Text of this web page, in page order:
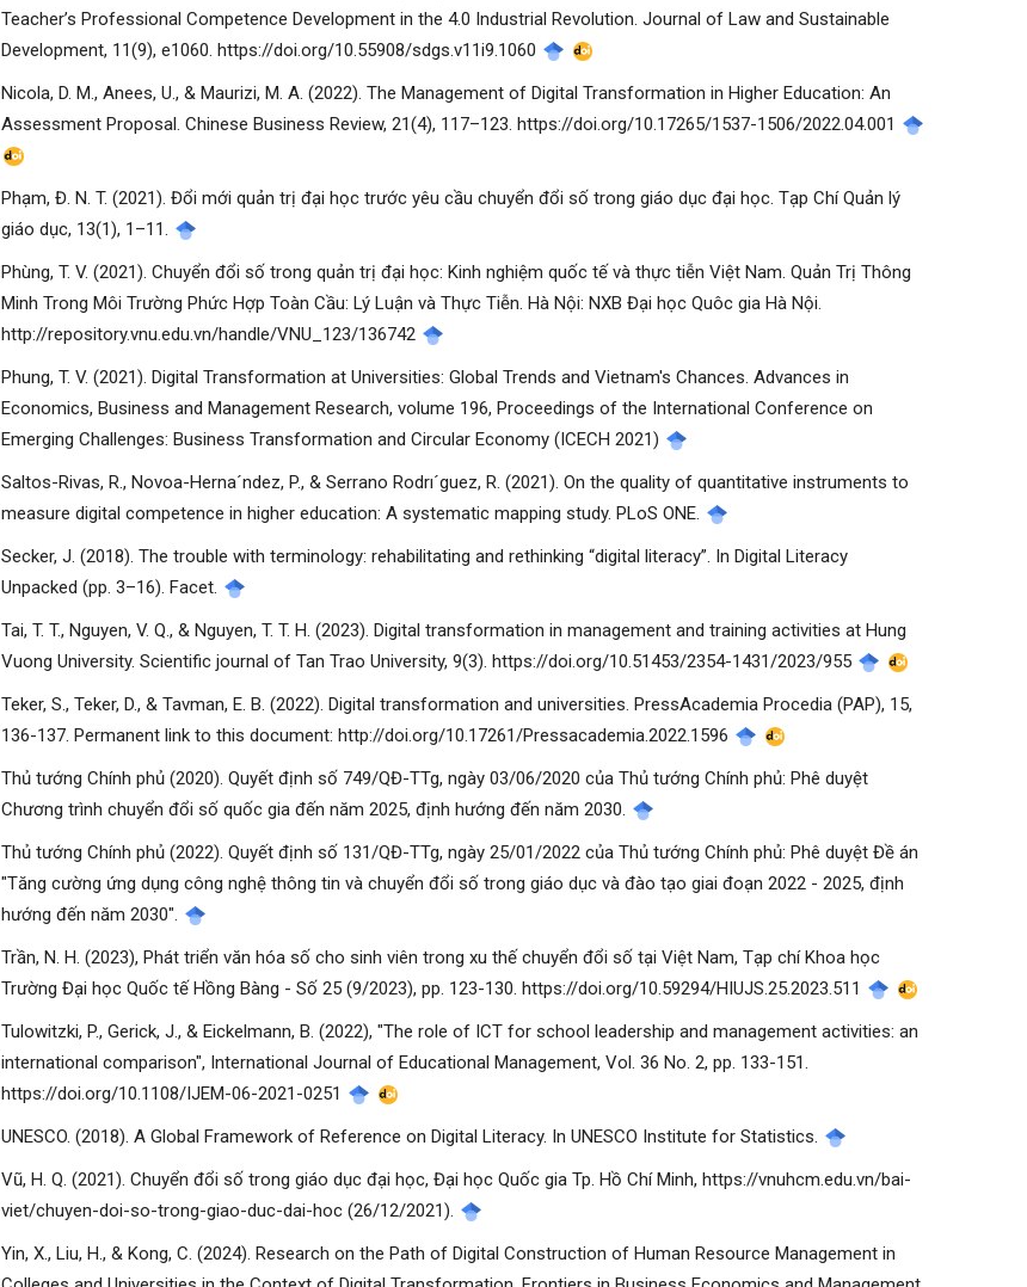
Teacher’s Professional Competence Development in the 4.0 Industrial Revolution. Journal of Law and Sustainable
Development, 11(9), e1060. https://doi.org/10.55908/sdgs.v11i9.1060
Nicola, D. M., Anees, U., & Maurizi, M. A. (2022). The Management of Digital Transformation in Higher Education: An
Assessment Proposal. Chinese Business Review, 21(4), 117–123. https://doi.org/10.17265/1537-1506/2022.04.001
Phạm, Đ. N. T. (2021). Đổi mới quản trị đại học trước yêu cầu chuyển đổi số trong giáo dục đại học. Tạp Chí Quản lý
giáo dục, 13(1), 1–11.
Phùng, T. V. (2021). Chuyển đổi số trong quản trị đại học: Kinh nghiệm quốc tế và thực tiễn Việt Nam. Quản Trị Thông
Minh Trong Môi Trường Phức Hợp Toàn Cầu: Lý Luận và Thực Tiễn. Hà Nội: NXB Đại học Quôc gia Hà Nội.
http://repository.vnu.edu.vn/handle/VNU_123/136742
Phung, T. V. (2021). Digital Transformation at Universities: Global Trends and Vietnam's Chances. Advances in
Economics, Business and Management Research, volume 196, Proceedings of the International Conference on
Emerging Challenges: Business Transformation and Circular Economy (ICECH 2021)
Saltos-Rivas, R., Novoa-Herna´ndez, P., & Serrano Rodrı´guez, R. (2021). On the quality of quantitative instruments to
measure digital competence in higher education: A systematic mapping study. PLoS ONE.
Secker, J. (2018). The trouble with terminology: rehabilitating and rethinking “digital literacy”. In Digital Literacy
Unpacked (pp. 3–16). Facet.
Tai, T. T., Nguyen, V. Q., & Nguyen, T. T. H. (2023). Digital transformation in management and training activities at Hung
Vuong University. Scientific journal of Tan Trao University, 9(3). https://doi.org/10.51453/2354-1431/2023/955
Teker, S., Teker, D., & Tavman, E. B. (2022). Digital transformation and universities. PressAcademia Procedia (PAP), 15,
136-137. Permanent link to this document: http://doi.org/10.17261/Pressacademia.2022.1596
Thủ tướng Chính phủ (2020). Quyết định số 749/QĐ-TTg, ngày 03/06/2020 của Thủ tướng Chính phủ: Phê duyệt
Chương trình chuyển đổi số quốc gia đến năm 2025, định hướng đến năm 2030.
Thủ tướng Chính phủ (2022). Quyết định số 131/QĐ-TTg, ngày 25/01/2022 của Thủ tướng Chính phủ: Phê duyệt Đề án
"Tăng cường ứng dụng công nghệ thông tin và chuyển đổi số trong giáo dục và đào tạo giai đoạn 2022 - 2025, định
hướng đến năm 2030".
Trần, N. H. (2023), Phát triển văn hóa số cho sinh viên trong xu thế chuyển đổi số tại Việt Nam, Tạp chí Khoa học
Trường Đại học Quốc tế Hồng Bàng - Số 25 (9/2023), pp. 123-130. https://doi.org/10.59294/HIUJS.25.2023.511
Tulowitzki, P., Gerick, J., & Eickelmann, B. (2022), "The role of ICT for school leadership and management activities: an
international comparison", International Journal of Educational Management, Vol. 36 No. 2, pp. 133-151.
https://doi.org/10.1108/IJEM-06-2021-0251
UNESCO. (2018). A Global Framework of Reference on Digital Literacy. In UNESCO Institute for Statistics.
Vũ, H. Q. (2021). Chuyển đổi số trong giáo dục đại học, Đại học Quốc gia Tp. Hồ Chí Minh, https://vnuhcm.edu.vn/bai-
viet/chuyen-doi-so-trong-giao-duc-dai-hoc (26/12/2021).
Yin, X., Liu, H., & Kong, C. (2024). Research on the Path of Digital Construction of Human Resource Management in